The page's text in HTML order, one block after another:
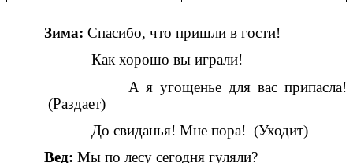
Зима: Спасибо, что пришли в гости!
Как хорошо вы играли!
А я угощенье для вас припасла!
(Раздает)
До свиданья! Мне пора! (Уходит)
Вед: Мы по лесу сегодня гуляли?